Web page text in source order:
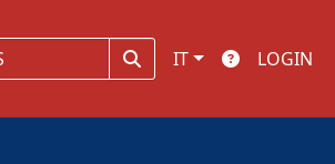
IT LOGIN